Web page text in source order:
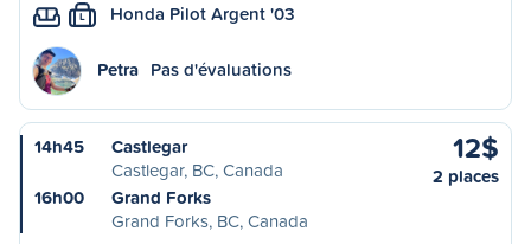
L Honda Pilot Argent '03
Petra Pas d'évaluations
14h45
Castlegar
Castlegar, BC, Canada
16h00
Grand Forks
Grand Forks, BC, Canada
12$
2 places